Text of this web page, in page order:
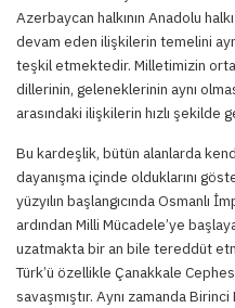
Azerbaycan halkının Anadolu
devam eden ilişkilerin temelini
teşkil etmektedir. Milletimizin
dillerinin, geleneklerinin aynı
arasındaki ilişkilerin hızlı şekilde
Bu kardeşlik, bütün alanlarda
dayanışma içinde olduklarını
yüzyılın başlangıcında Osmanlı
ardından Milli Mücadele’ye
uzatmakta bir an bile tereddüt
Türk’ü özellikle Çanakkale
savaşmıştır. Aynı zamanda